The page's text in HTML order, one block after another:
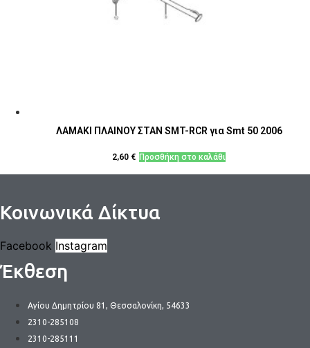
ΛΑΜΑΚΙ ΠΛΑΙΝΟΥ ΣΤΑΝ SMT-RCR για Smt 50 2006
2,60 € Προσθήκη στο καλάθι
Κοινωνικά Δίκτυα
Facebook Instagram
Έκθεση
Αγίου Δημητρίου 81, Θεσσαλονίκη, 54633
2310-285108
2310-285111